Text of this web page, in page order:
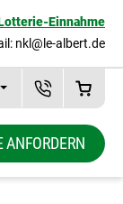
Einnahme
nkl@le-albert.de
ANFORDERN